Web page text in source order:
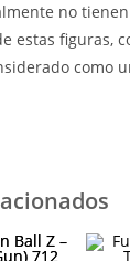
no
estas figuras,
como